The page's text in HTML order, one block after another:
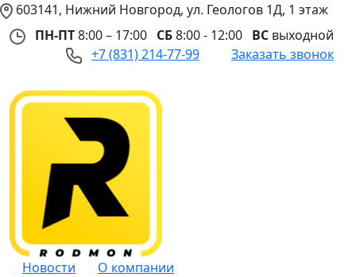
603141, Нижний Новгород, ул. Геологов 1Д, 1 этаж
ПН-ПТ8:00 – 17:00 СБ8:00 - 12:00 ВС выходной
+7 (831) 214-77-99
Заказать звонок
Новости
О компании